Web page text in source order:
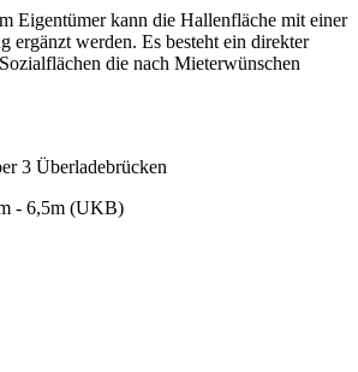
Eigentümer kann die Hallenfläche mit einer
ergänzt werden. Es besteht ein direkter
die nach Mieterwünschen
3 Überladebrücken
- 6,5m (UKB)